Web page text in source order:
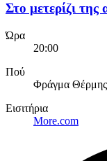
Στο μετερίζι της
Ώρα
20:00
Πού
Φράγμα Θέρμης
Εισιτήρια
More.com